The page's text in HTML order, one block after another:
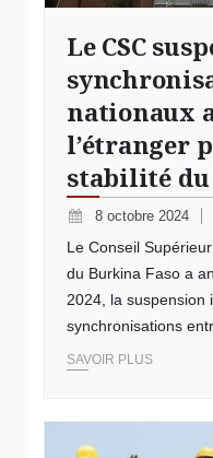
Le CSC
nationaux
l’étranger
stabilité du
8 octobre 2024
Le Conseil
du Burkina Faso a
2024, la suspension
synchronisations
SAVOIR PLUS